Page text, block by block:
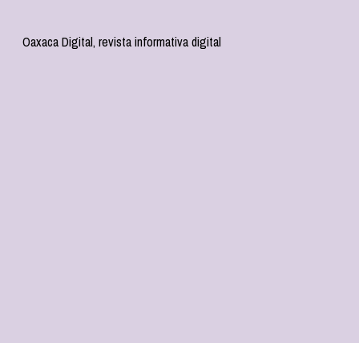
Oaxaca Digital, revista informativa digital